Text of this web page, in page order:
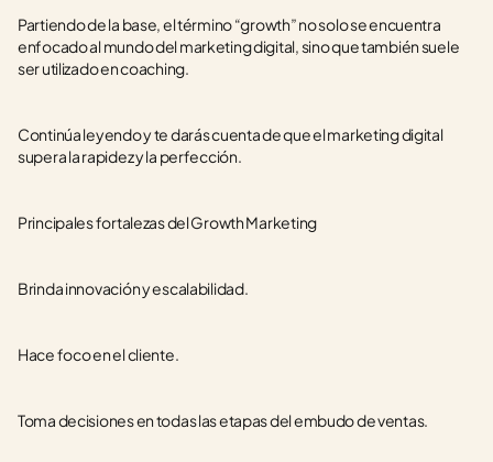
Partiendo de la base, el término “growth” no solo se encuentra
enfocado al mundo del marketing digital, sino que también suele
ser utilizado en coaching.
Continúa leyendo y te darás cuenta de que el marketing digital
supera la rapidez y la perfección.
Principales fortalezas del Growth Marketing
Brinda innovación y escalabilidad.
Hace foco en el cliente.
Toma decisiones en todas las etapas del embudo de ventas.